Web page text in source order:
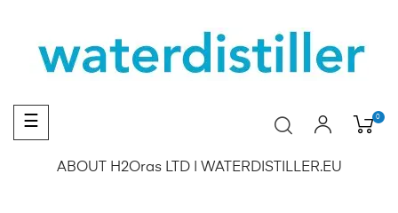
Basculer
☰ 0
ABOUT H2Oras LTD | WATERDISTILLER.EU